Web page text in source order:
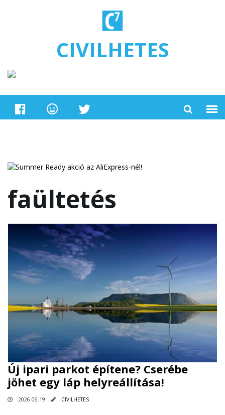
CIVILHETES
faültetés
Új ipari parkot építene? Cserébe
jöhet egy láp helyreállítása!
2026.06.19 CIVILHETES